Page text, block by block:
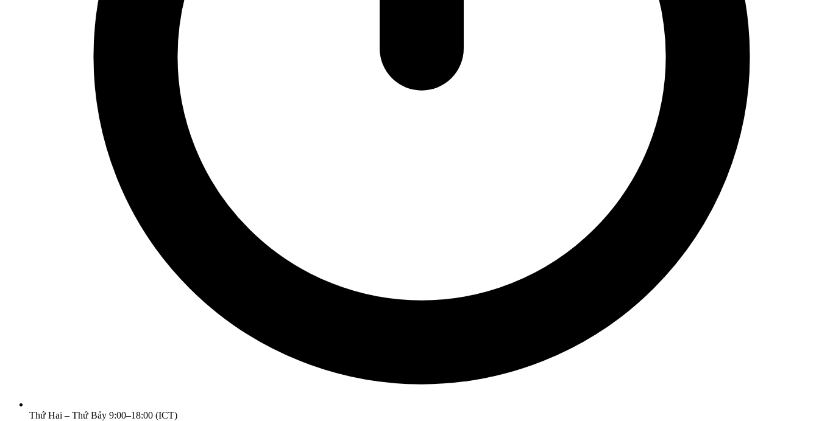
Thứ Hai – Thứ Bảy 9:00–18:00 (ICT)